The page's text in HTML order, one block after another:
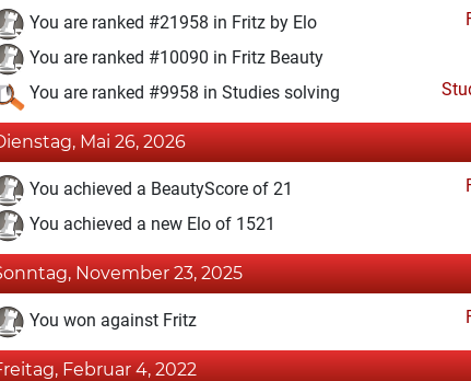
You are ranked #21958 in Fritz by Elo
You are ranked #10090 in Fritz Beauty
You are ranked #9958 in Studies solving
Mai 26, 2026
You achieved a BeautyScore of 21
You achieved a new Elo of 1521
November 23, 2025
You won against Fritz
Februar 4, 2022